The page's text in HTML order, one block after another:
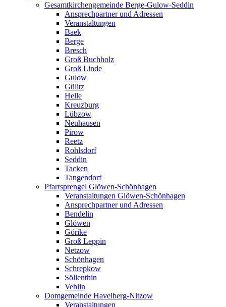
Gesamtkirchengemeinde Berge-Gulow-Seddin
Ansprechpartner und Adressen
Veranstaltungen
Baek
Berge
Bresch
Groß Buchholz
Groß Linde
Gulow
Gülitz
Helle
Kreuzburg
Lübzow
Neuhausen
Pirow
Reetz
Rohlsdorf
Seddin
Tacken
Tangendorf
Pfarrsprengel Glöwen-Schönhagen
Veranstaltungen Glöwen-Schönhagen
Ansprechpartner und Adressen
Bendelin
Glöwen
Görike
Groß Leppin
Netzow
Schönhagen
Schrepkow
Söllenthin
Vehlin
Domgemeinde Havelberg-Nitzow
Veranstaltungen